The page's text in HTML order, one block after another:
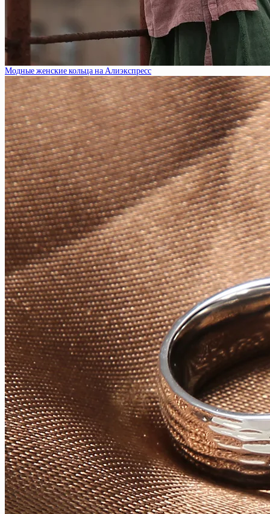
Модные женские кольца на Алиэкспресс